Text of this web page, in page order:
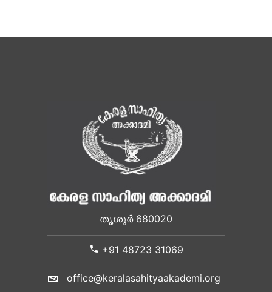
തൃശൂർ 680020
+91 48723 31069
office@keralasahityaakademi.org